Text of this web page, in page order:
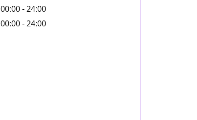
00:00 - 24:00
00:00 - 24:00